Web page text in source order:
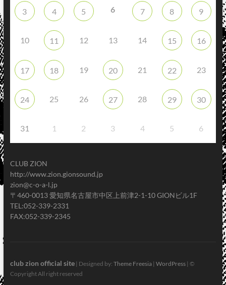
3 4 5 6 7 8 9
10 11 12 13 14 15 16
17 18 19 20 21 22 23
24 25 26 27 28 29 30
31 1 2 3 4 5 6
CLUB ZION
http://www.zion.gionsound.jp
zion@c-o-a-l.jp
〒460-0013 愛知県名古屋市中区上前津2-1-10 GIONビル1F
TEL:052-339-2331
FAX:052-339-2345
club zion official site| Designed by: Theme Freesia| WordPress| ©
Copyright All right reserved